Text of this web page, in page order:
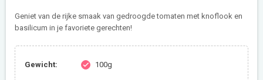
Geniet van de rijke smaak van gedroogde tomaten met knoflook en
basilicum in je favoriete gerechten!
Gewicht: check 100g